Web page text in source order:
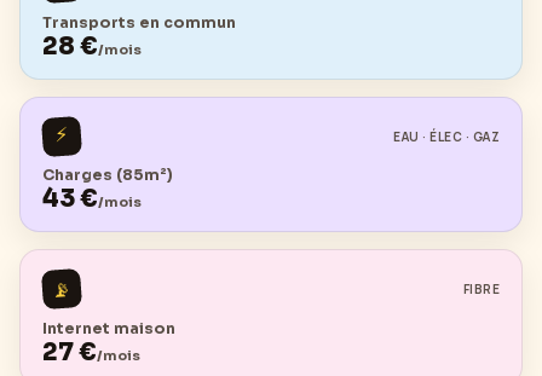
Transports en commun
28 €/mois
⚡ EAU · ÉLEC · GAZ
Charges (85m²)
43€/mois
📡 FIBRE
Internet maison
27€/mois